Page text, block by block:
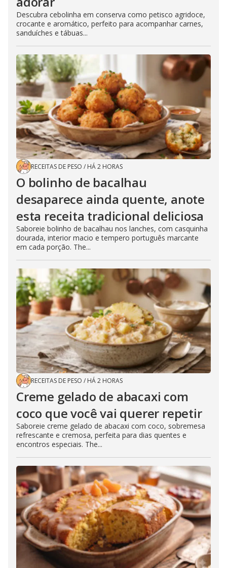
Descubra cebolinha em conserva como petisco agridoce,
crocante e aromático, perfeito para acompanhar carnes,
sanduíches e tábuas...
RECEITAS DE PESO / HÁ 2 HORAS
O bolinho de bacalhau
desaparece ainda quente, anote
esta receita tradicional deliciosa
Saboreie bolinho de bacalhau nos lanches, com casquinha
dourada, interior macio e tempero português marcante
em cada porção. The...
RECEITAS DE PESO / HÁ 2 HORAS
Creme gelado de abacaxi com
coco que você vai querer repetir
Saboreie creme gelado de abacaxi com coco, sobremesa
refrescante e cremosa, perfeita para dias quentes e
encontros especiais. The...